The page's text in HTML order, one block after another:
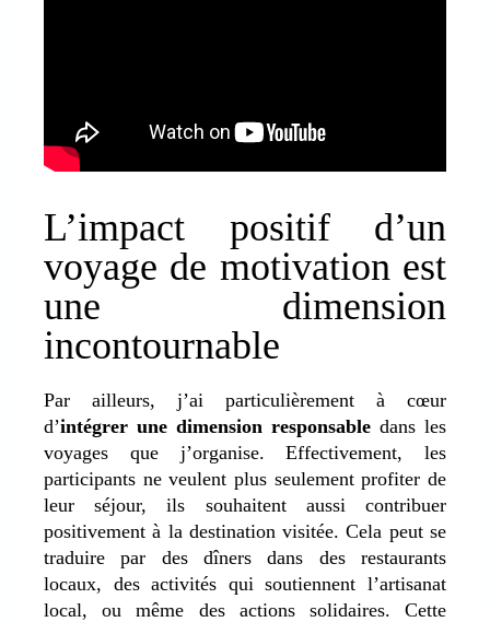
L’impact positif d’un
voyage de motivation est
une dimension
incontournable
Par ailleurs, j’ai particulièrement à cœur
d’intégrer une dimension responsable dans les
voyages que j’organise. Effectivement, les
participants ne veulent plus seulement profiter de
leur séjour, ils souhaitent aussi contribuer
positivement à la destination visitée. Cela peut se
traduire par des dîners dans des restaurants
locaux, des activités qui soutiennent l’artisanat
local, ou même des actions solidaires. Cette